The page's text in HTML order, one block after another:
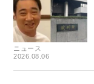
ニュース
2026.08.06